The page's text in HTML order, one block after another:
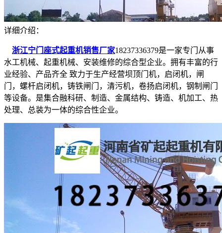
详细介绍：
浙江宁门座式起重机销售厂家18237336379是一家专门从事
水工机械、起重机械、安装维修的综合型企业。拥有丰富的行
业经验、产品齐全 致力于生产经营坝顶门机，启闭机，闸
门，螺杆启闭机，铸铁闸门，清污机，卷扬启闭机，钢制闸门
等设备。是集合融科研、制造、金属结构、铸造、机加工、热
处理、总装为一体的综合性企业。